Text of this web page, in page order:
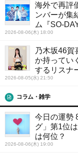
海外で再評
ンバーが集
ム『SO-
2026-08-06(木) 18:00
乃木坂46賀
か持ってい
するリスナ
2026-08-05(水) 21:50
コラム・雑学
今日の運勢
グ」第1位
は何位？
2026-08-06(木) 19:00